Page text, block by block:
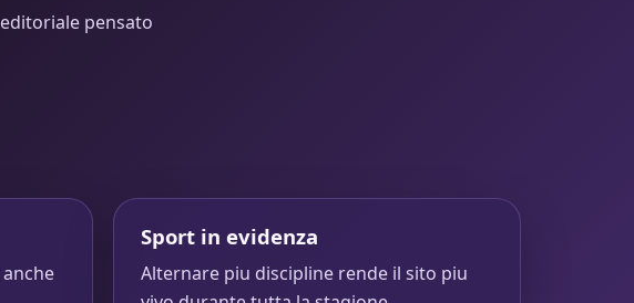
pensato
Sport in evidenza
Alternare piu discipline rende il sito piu